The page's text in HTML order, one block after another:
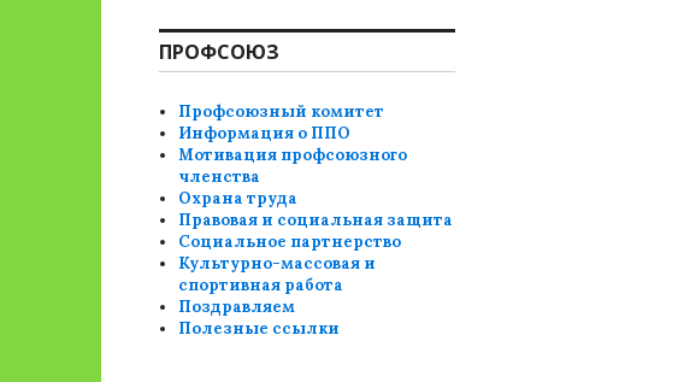
ПРОФСОЮЗ
Профсоюзный комитет
Информация о ППО
Мотивация профсоюзного
членства
Охрана труда
Правовая и социальная защита
Социальное партнерство
Культурно-массовая и
спортивная работа
Поздравляем
Полезные ссылки